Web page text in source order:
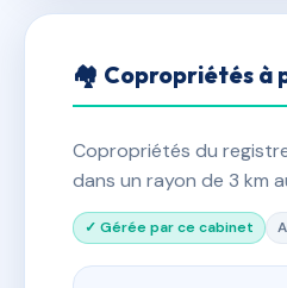
🏘 Copropriétés à
Copropriétés du
dans un rayon de 3 km
✓ Gérée par ce cabinet